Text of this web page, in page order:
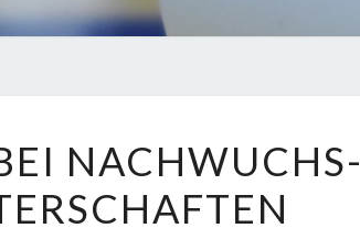
EDELMETALL
BEI
NACHWUCHS-